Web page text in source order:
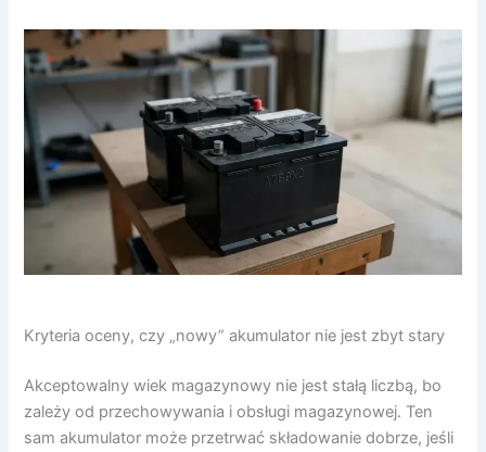
Kryteria oceny, czy „nowy” akumulator nie jest zbyt stary
Akceptowalny wiek magazynowy nie jest stałą liczbą, bo
zależy od przechowywania i obsługi magazynowej. Ten
sam akumulator może przetrwać składowanie dobrze, jeśli